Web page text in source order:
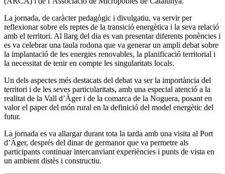
La jornada, de caràcter pedagògic i divulgatiu, va servir per
reflexionar sobre els reptes de la transició energètica i la seva relació
amb el territori. Al llarg del dia es van presentar diferents ponències i
es va celebrar una taula rodona que va generar un ampli debat sobre
la implantació de les energies renovables, la planificació territorial i
la necessitat de tenir en compte les singularitats locals.
Un dels aspectes més destacats del debat va ser la importància del
territori i de les seves particularitats, amb una especial atenció a la
realitat de la Vall d’Àger i de la comarca de la Noguera, posant en
valor el paper del món rural en la definició del model energètic del
futur.
La jornada es va allargar durant tota la tarda amb una visita al Port
d’Àger, després del dinar de germanor que va permetre als
participants continuar intercanviant experiències i punts de vista en
un ambient distès i constructiu.